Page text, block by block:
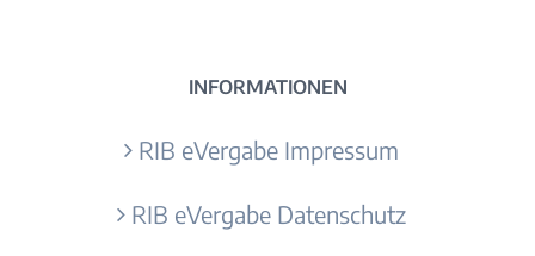
INFORMATIONEN
RIB eVergabe Impressum
RIB eVergabe Datenschutz